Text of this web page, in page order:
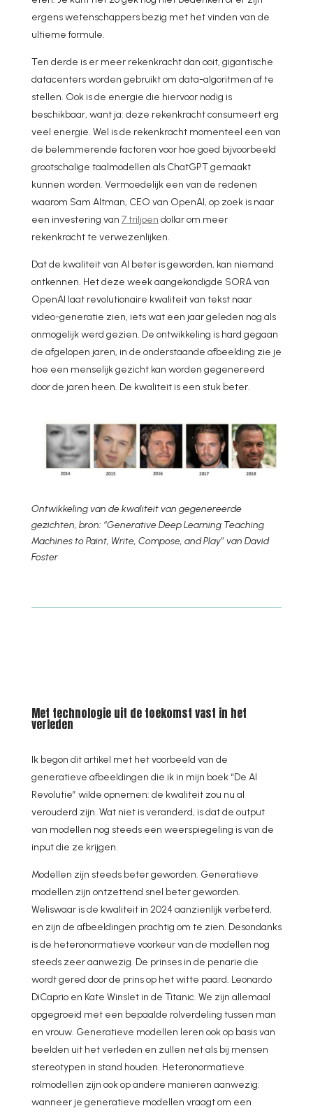
ergens wetenschappers bezig met het vinden van de
ultieme formule.
Ten derde is er meer rekenkracht dan ooit, gigantische
datacenters worden gebruikt om data-algoritmen af te
stellen. Ook is de energie die hiervoor nodig is
beschikbaar, want ja: deze rekenkracht consumeert erg
veel energie. Wel is de rekenkracht momenteel een van
de belemmerende factoren voor hoe goed bijvoorbeeld
grootschalige taalmodellen als ChatGPT gemaakt
kunnen worden. Vermoedelijk een van de redenen
waarom Sam Altman, CEO van OpenAI, op zoek is naar
een investering van 7 triljoen dollar om meer
rekenkracht te verwezenlijken.
Dat de kwaliteit van AI beter is geworden, kan niemand
ontkennen. Het deze week aangekondigde SORA van
OpenAI laat revolutionaire kwaliteit van tekst naar
video-generatie zien, iets wat een jaar geleden nog als
onmogelijk werd gezien. De ontwikkeling is hard gegaan
de afgelopen jaren, in de onderstaande afbeelding zie je
hoe een menselijk gezicht kan worden gegenereerd
door de jaren heen. De kwaliteit is een stuk beter.
Ontwikkeling van de kwaliteit van gegenereerde
gezichten, bron: “Generative Deep Learning Teaching
Machines to Paint, Write, Compose, and Play” van David
Foster
Met technologie uit de toekomst vast in het
verleden
Ik begon dit artikel met het voorbeeld van de
generatieve afbeeldingen die ik in mijn boek “De AI
Revolutie” wilde opnemen: de kwaliteit zou nu al
verouderd zijn. Wat niet is veranderd, is dat de output
van modellen nog steeds een weerspiegeling is van de
input die ze krijgen.
Modellen zijn steeds beter geworden. Generatieve
modellen zijn ontzettend snel beter geworden.
Weliswaar is de kwaliteit in 2024 aanzienlijk verbeterd,
en zijn de afbeeldingen prachtig om te zien. Desondanks
is de heteronormatieve voorkeur van de modellen nog
steeds zeer aanwezig. De prinses in de penarie die
wordt gered door de prins op het witte paard. Leonardo
DiCaprio en Kate Winslet in de Titanic. We zijn allemaal
opgegroeid met een bepaalde rolverdeling tussen man
en vrouw. Generatieve modellen leren ook op basis van
beelden uit het verleden en zullen net als bij mensen
stereotypen in stand houden. Heteronormatieve
rolmodellen zijn ook op andere manieren aanwezig:
wanneer je generatieve modellen vraagt om een